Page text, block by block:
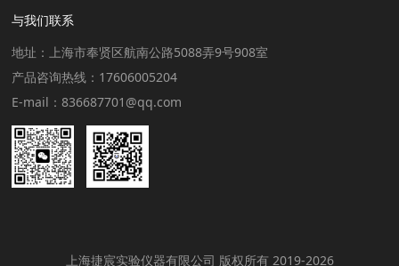
与我们联系
地址：上海市奉贤区航南公路5088弄9号908室
产品咨询热线：17606005204
E-mail：836687701@qq.com
上海捷宸实验仪器有限公司 版权所有 2019-2026